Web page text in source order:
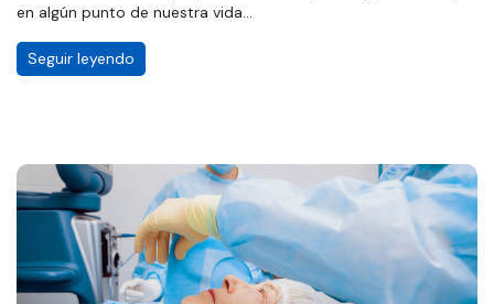
en algún punto de nuestra vida...
Seguir leyendo